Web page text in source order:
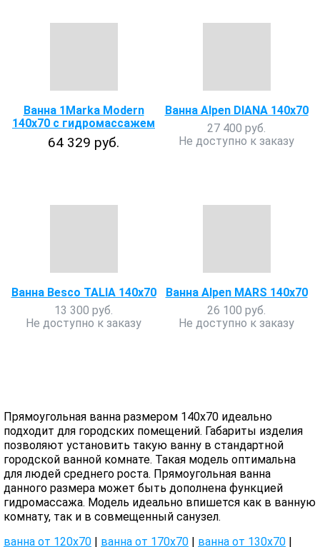
Ванна 1Marka Modern
140x70 с гидромассажем
64 329 руб.
Ванна Alpen DIANA 140x70
27 400 руб.
Не доступно к заказу
Ванна Besco TALIA 140x70
13 300 руб.
Не доступно к заказу
Ванна Alpen MARS 140x70
26 100 руб.
Не доступно к заказу
Прямоугольная ванна размером 140x70 идеально
подходит для городских помещений. Габариты изделия
позволяют установить такую ванну в стандартной
городской ванной комнате. Такая модель оптимальна
для людей среднего роста. Прямоугольная ванна
данного размера может быть дополнена функцией
гидромассажа. Модель идеально впишется как в ванную
комнату, так и в совмещенный санузел.
ванна от 120х70 | ванна от 170х70 | ванна от 130х70 |